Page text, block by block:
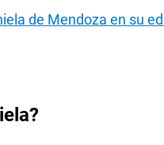
de Mendoza en su